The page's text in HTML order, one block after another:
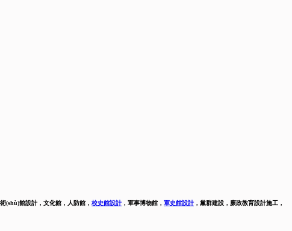
館設計，文化館，人防館， 校史館設計 ， 軍事博物館， 軍史館設計 ， 黨群建設，廉政教育設計施工，